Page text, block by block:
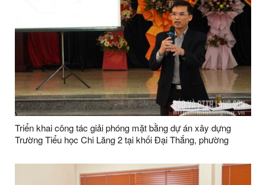
Triển khai công tác giải phóng mặt bằng dự án xây dựng
Trường Tiểu học Chi Lăng 2 tại khối Đại Thắng, phường